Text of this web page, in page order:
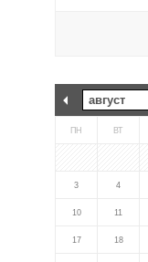
ПН ВТ
3 4
10 11
17 18